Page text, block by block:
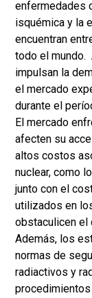
enfermedades
isquémica y la
encuentran
todo el mundo.
impulsan la
el mercado
durante el
El mercado
afecten su
altos costos
nuclear, como
junto con el
utilizados en
obstaculicen el
Además, los
normas de
radiactivos y
procedimientos